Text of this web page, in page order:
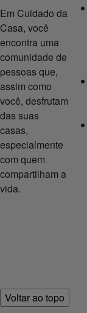
Em Cuidado da
Casa, você
encontra uma
comunidade de
pessoas que,
assim como
você, desfrutam
das suas
casas,
especialmente
com quem
compartilham a
vida.
Voltar ao topo